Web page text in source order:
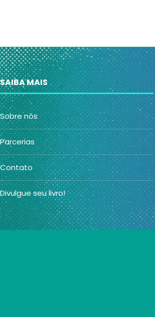
SAIBA MAIS
Sobre nós
Parcerias
Contato
Divulgue seu livro!